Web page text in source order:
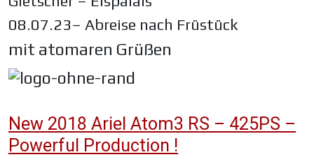
08.07.23– Abreise nach Früstück
mit atomaren Grüßen
New 2018 Ariel Atom3 RS – 425PS –
Powerful Production !